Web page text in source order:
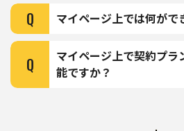
Q マイページ上では何がで
Q
マイページ上で契約プラ
能ですか？